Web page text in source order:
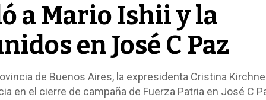
a Mario Ishii y la
en José C Paz
de Buenos Aires, la expresidenta Cristina
en el cierre de campaña de Fuerza Patria en José C